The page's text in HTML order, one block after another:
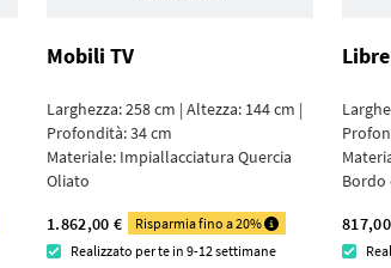
Mobili TV
Larghezza: 258 cm | Altezza: 144 cm |
Profondità: 34 cm
Materiale: Impial­lacciatura Quercia
Oliato
1.862,00 €
Risparmia fino a 20%
Realizzato per te in 9-12 settimane
Bordo